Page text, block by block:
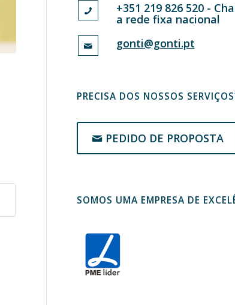
+351 219 826 520 -
a rede fixa nacional
gonti@gonti.pt
PRECISA DOS NOSSOS
PEDIDO DE PROPOSTA
SOMOS UMA EMPRESA DE